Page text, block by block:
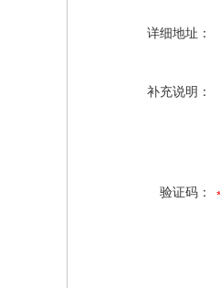
详细地址：
补充说明：
验证码：